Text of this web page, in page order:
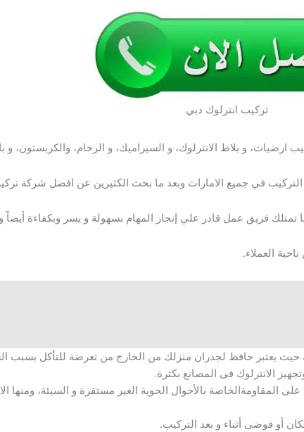
تركيب انترلوك دبي
ارضيات، و بلاط الانترلوك، و السيراميك، و الرخام، والكربستون، و
التركيب في جميع الامارات وبعد ما بحث الكثيرين عن افضل شركة
تمتلك فريق عمل قادر علي إنجاز المهام بسهولة و يسر وبكفاءة
العملاء.
حيث يعتبر حافظ لجدران منزلك من الخارج من تعرضة للتأكل
الانترلوك فى المصانع بكثرة.
على المقاومةالخاصة بالأحوال الجوية الغير مستقرة و السيئة، ومنها
أو فوضى أثناء و بعد التركيب.